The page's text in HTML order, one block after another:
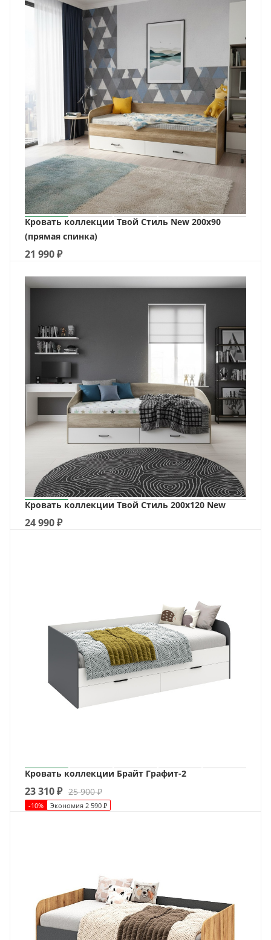
Кровать коллекции Твой Стиль New 200х90
(прямая спинка)
21 990₽
Кровать коллекции Твой Стиль 200х120 New
24 990₽
Кровать коллекции Брайт Графит-2
23 310₽ 25 900₽
-10% Экономия 2 590 ₽